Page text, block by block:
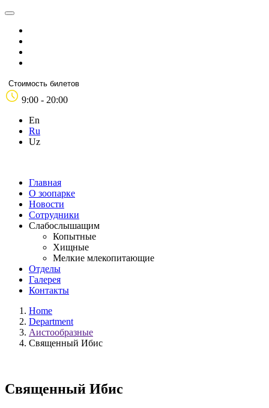
Стоимость билетов
9:00 - 20:00
En
Ru
Uz
Главная
О зоопарке
Новости
Сотрудники
Слабослышащим
Копытные
Хищные
Мелкие млекопитающие
Отделы
Галерея
Контакты
Home
Department
Аистообразные
Священный Ибис
Священный Ибис